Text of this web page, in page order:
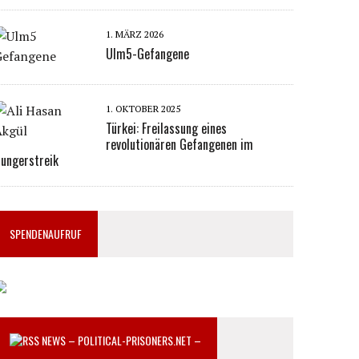
1. MÄRZ 2026
Ulm5-Gefangene
1. OKTOBER 2025
Türkei: Freilassung eines
revolutionären Gefangenen im
SPENDENAUFRUF
NEWS – POLITICAL-PRISONERS.NET –